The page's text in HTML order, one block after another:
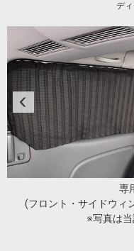
デ
専
(フロント・サイドウィ
※写真は当